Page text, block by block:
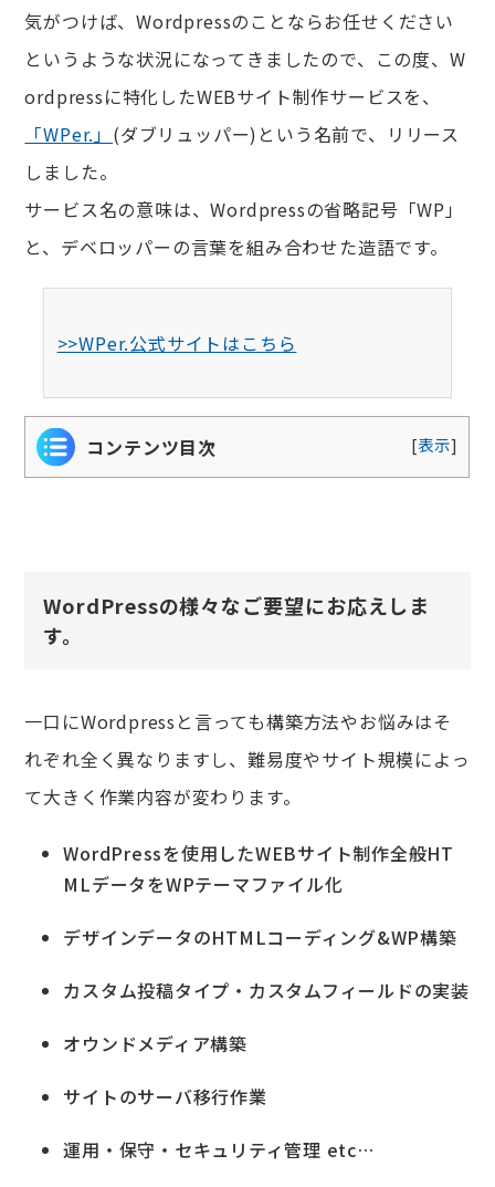
気がつけば、Wordpressのことならお任せください
というような状況になってきましたので、この度、W
ordpressに特化したWEBサイト制作サービスを、
「WPer.」 (ダブリュッパー)という名前で、リリース
しました。
サービス名の意味は、Wordpressの省略記号「WP」
と、デベロッパーの言葉を組み合わせた造語です。
>>WPer.公式サイトはこちら
コンテンツ目次 [表示]
WordPressの様々なご要望にお応えしま
す。
一口にWordpressと言っても構築方法やお悩みはそ
れぞれ全く異なりますし、難易度やサイト規模によっ
て大きく作業内容が変わります。
WordPressを使用したWEBサイト制作全般HT
MLデータをWPテーマファイル化
デザインデータのHTMLコーディング&WP構築
カスタム投稿タイプ・カスタムフィールドの実装
オウンドメディア構築
サイトのサーバ移行作業
運用・保守・セキュリティ管理 etc…